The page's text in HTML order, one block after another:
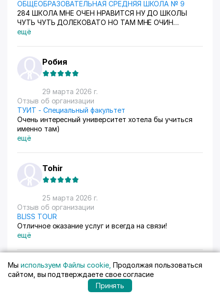
ОБЩЕОБРАЗОВАТЕЛЬНАЯ СРЕДНЯЯ ШКОЛА № 9
284 ШКОЛА МНЕ ОЧЕН НРАВИТСЯ НУ ДО ШКОЛЫ
ЧУТЬ ЧУТЬ ДОЛЕКОВАТО НО ТАМ МНЕ ОЧИН
УДОБНА И ПОХОЖИ НА МАЮ ШКОЛУ
ещё
Робия
29 марта 2026 г.
Отзыв об организации
ТУИТ - Специальный факультет
Очень интересный университет хотела бы учиться
именно там)
ещё
Tohir
25 марта 2026 г.
Отзыв об организации
BLISS TOUR
Отличное оказание услуг и всегда на связи!
ещё
Тимур
23 марта 2026 г.
Мы используем Файлы cookie, Продолжая пользоваться
сайтом, вы подтверждаете свое согласие
Принять